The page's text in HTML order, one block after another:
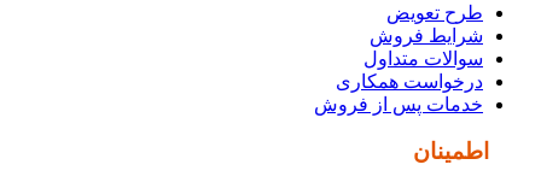
طرح تعویض
شرایط فروش
سوالات متداول
درخواست همکاری
خدمات پس از فروش
اطمینان